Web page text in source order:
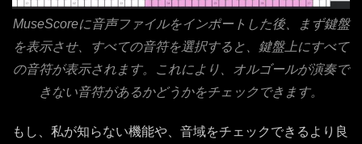
MuseScoreに音声ファイルをインポートした後、まず鍵盤
を表示させ、すべての音符を選択すると、鍵盤上にすべて
の音符が表示されます。これにより、オルゴールが演奏で
きない音符があるかどうかをチェックできます。
もし、私が知らない機能や、音域をチェックできるより良